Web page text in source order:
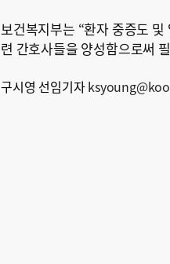
보건복지부는 “환자 중증도
련 간호사들을 양성함으로써
구시영 선임기자